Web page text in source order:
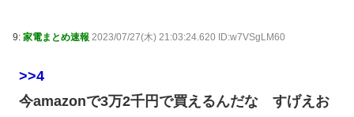
9: 家電まとめ速報 2023/07/27(木) 21:03:24.620 ID:w7VSgLM60
>>4
今amazonで3万2千円で買えるんだな すげえお